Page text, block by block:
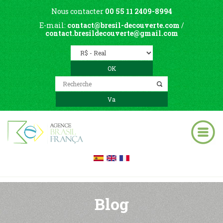
Nous contacter 00 55 11 2409-8994
E-mail: contact@bresil-decouverte.com /
contact.bresildecouverte@gmail.com
Blog